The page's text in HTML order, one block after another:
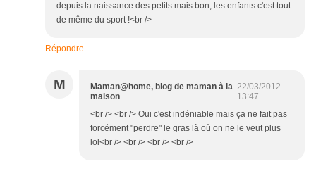
depuis la naissance des petits mais bon, les enfants c'est tout
de même du sport !<br />
Répondre
M
Maman@home, blog de maman à la
maison
22/03/2012
13:47
<br /> <br /> Oui c'est indéniable mais ça ne fait pas
forcément "perdre" le gras là où on ne le veut plus
lol<br /> <br /> <br /> <br />